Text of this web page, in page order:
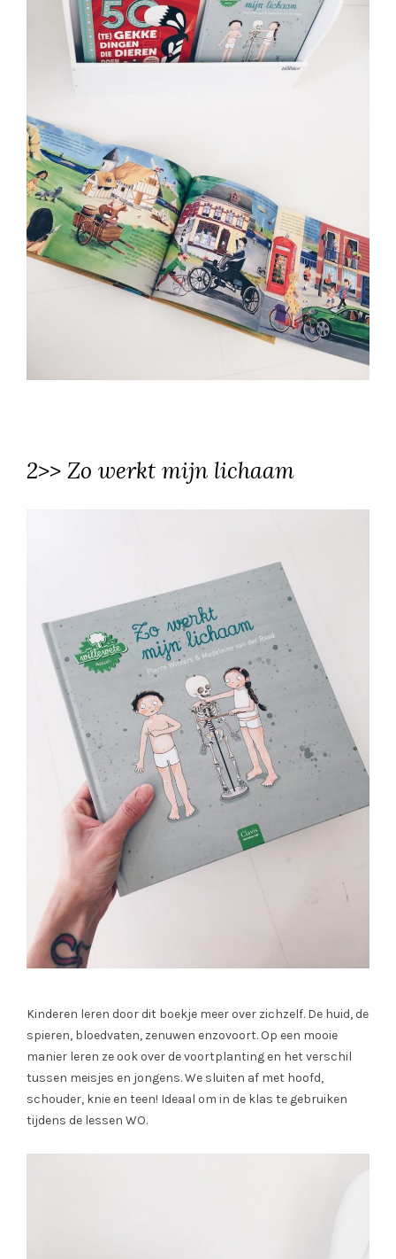
2>> Zo werkt mijn lichaam
Kinderen leren door dit boekje meer over zichzelf. De huid, de
spieren, bloedvaten, zenuwen enzovoort. Op een mooie
manier leren ze ook over de voortplanting en het verschil
tussen meisjes en jongens. We sluiten af met hoofd,
schouder, knie en teen! Ideaal om in de klas te gebruiken
tijdens de lessen WO.